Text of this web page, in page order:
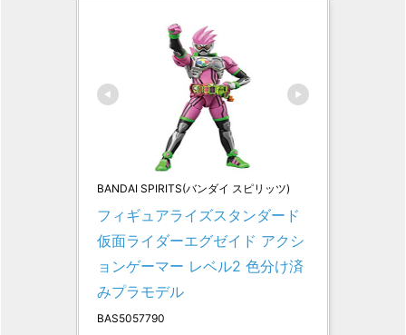
BANDAI SPIRITS(バンダイ スピリッツ)
フィギュアライズスタンダード
仮面ライダーエグゼイド アクシ
ョンゲーマー レベル2 色分け済
みプラモデル
BAS5057790